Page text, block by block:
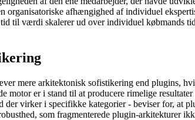
afhængighed af individuel
til værdi skalerer ud over individuel købmands
mere arkitektonisk sofistikering end plugins,
er i stand til at producere rimelige
virker i specifikke kategorier - beviser for, at
som fragmenterede plugin-arkitekturer